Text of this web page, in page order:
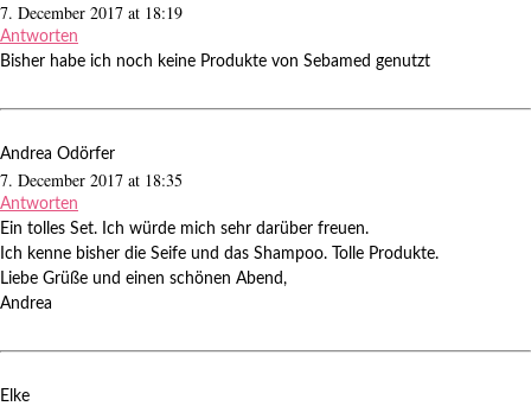
7. December 2017 at 18:19
Antworten
Bisher habe ich noch keine Produkte von Sebamed genutzt
Andrea Odörfer
7. December 2017 at 18:35
Antworten
Ein tolles Set. Ich würde mich sehr darüber freuen.
Ich kenne bisher die Seife und das Shampoo. Tolle Produkte.
Liebe Grüße und einen schönen Abend,
Andrea
Elke